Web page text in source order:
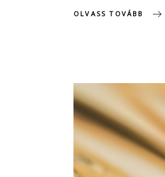
OLVASS TOVÁBB